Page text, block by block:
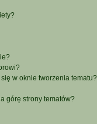
się w oknie tworzenia tematu?
górę strony tematów?